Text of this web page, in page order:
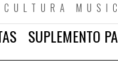
CULTURA
SUPLEMENTO